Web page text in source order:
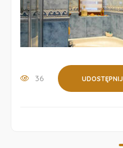
36 UDOSTĘPNIJ